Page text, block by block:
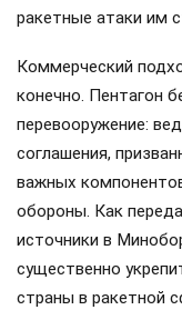
ракетные атаки им
Коммерческий
конечно. Пентагон
перевооружение:
соглашения,
важных
обороны. Как
источники в
существенно
страны в ракетной